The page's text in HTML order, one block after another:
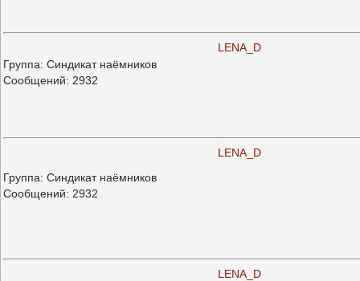
LENA_D
Группа: Синдикат наёмников
Сообщений: 2932
LENA_D
Группа: Синдикат наёмников
Сообщений: 2932
LENA_D